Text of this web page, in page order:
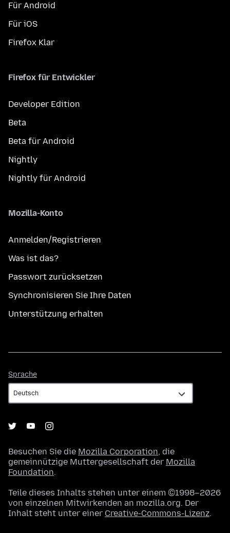
Für Android
Für iOS
Firefox Klar
Firefox für Entwickler
Developer Edition
Beta
Beta für Android
Nightly
Nightly für Android
Mozilla-Konto
Anmelden/Registrieren
Was ist das?
Passwort zurücksetzen
Synchronisieren Sie Ihre Daten
Unterstützung erhalten
Sprache
Besuchen Sie die Mozilla Corporation, die
gemeinnützige Muttergesellschaft der Mozilla
Foundation.
Teile dieses Inhalts stehen unter einem ©1998–2026
von einzelnen Mitwirkenden an mozilla.org. Der
Inhalt steht unter einer Creative-Commons-Lizenz.